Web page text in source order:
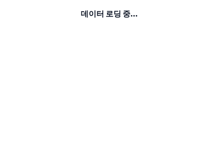
데이터 로딩 중...